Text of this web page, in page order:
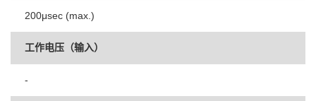
200μsec (max.)
工作电压（输入）
-